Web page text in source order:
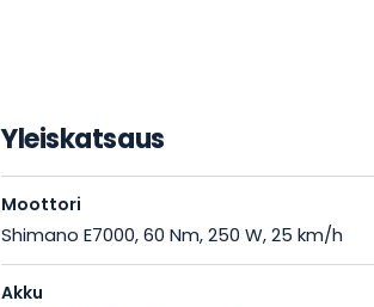
Yleiskatsaus
Moottori
Shimano E7000, 60 Nm, 250 W, 25 km/h
Akku